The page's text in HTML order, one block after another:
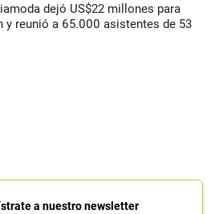
dejó US$22 millones para
y reunió a 65.000 asistentes de 53
a nuestro newsletter